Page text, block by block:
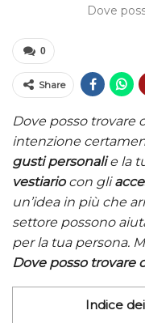
Dove
0
Share
Dove posso trovare
intenzione
gusti personalie la
vestiariocon gli
un’idea in più che
settore possono
per la tua persona.
Dove posso trovare
Indice